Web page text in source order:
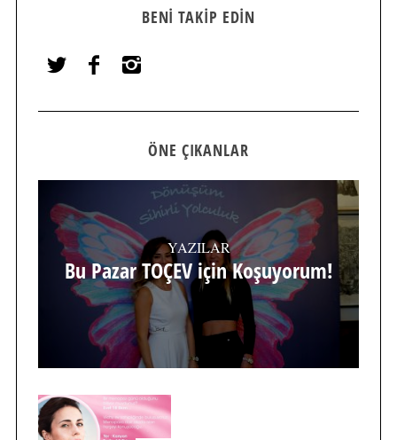
BENI TAKIP EDIN
ÖNE ÇIKANLAR
YAZILAR
Bu Pazar TOÇEV için Koşuyorum!